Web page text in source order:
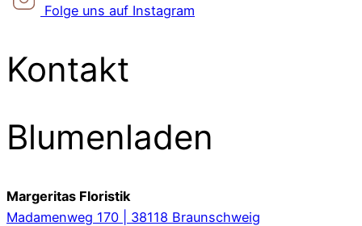
Folge uns auf Instagram
Kontakt
Blumenladen
Margeritas Floristik
Madamenweg 170 | 38118 Braunschweig